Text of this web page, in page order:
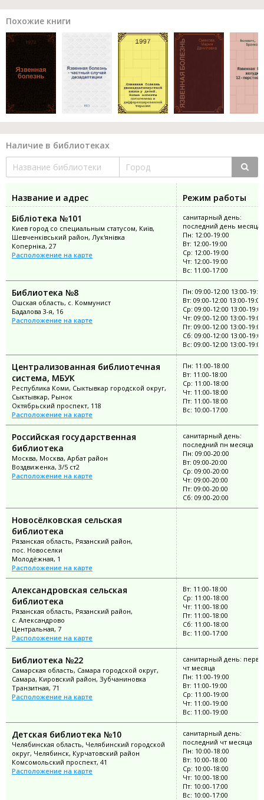
Похожие книги
Наличие в библиотеках
Название и адрес
Режим работы
Бібліотека №101
Киев город со специальным статусом, Київ,
Шевченківський район, Лук'янівка
Коперніка, 27
Расположение на карте
санитарный день:
последний день месяца
Пн: 12:00-19:00
Вт: 12:00-19:00
Ср: 12:00-19:00
Чт: 12:00-19:00
Вс: 11:00-17:00
Библиотека №8
Ошская область, с. Коммунист
Бадалова 3-я, 16
Расположение на карте
Пн: 09:00-12:00 13:00-
Вт: 09:00-12:00 13:00-19:00
Ср: 09:00-12:00 13:00-19:00
Чт: 09:00-12:00 13:00-19:00
Пт: 09:00-12:00 13:00-19:00
Сб: 09:00-12:00 13:00-19:00
Вс: 09:00-12:00 13:00-19:00
Централизованная библиотечная
система, МБУК
Республика Коми, Сыктывкар городской округ,
Сыктывкар, Рынок
Октябрьский проспект, 118
Расположение на карте
Пн: 11:00-18:00
Вт: 11:00-18:00
Ср: 11:00-18:00
Чт: 11:00-18:00
Пт: 11:00-18:00
Вс: 10:00-17:00
Российская государственная
библиотека
Москва, Москва, Арбат район
Воздвиженка, 3/5 ст2
Расположение на карте
санитарный день:
последний пн месяца
Пн: 09:00-20:00
Вт: 09:00-20:00
Ср: 09:00-20:00
Чт: 09:00-20:00
Пт: 09:00-20:00
Сб: 09:00-20:00
Новосёлковская сельская
библиотека
Рязанская область, Рязанский район,
пос. Новоселки
Молодёжная, 1
Расположение на карте
Александровская сельская
библиотека
Рязанская область, Рязанский район,
с. Александрово
Центральная, 7
Расположение на карте
Вт: 11:00-18:00
Ср: 11:00-18:00
Чт: 11:00-18:00
Пт: 11:00-18:00
Сб: 11:00-18:00
Вс: 11:00-17:00
Библиотека №22
Самарская область, Самара городской округ,
Самара, Кировский район, Зубчаниновка
Транзитная, 71
Расположение на карте
санитарный день:
чт месяца
Пн: 11:00-19:00
Вт: 11:00-19:00
Ср: 11:00-19:00
Чт: 11:00-19:00
Вс: 11:00-19:00
Детская библиотека №10
Челябинская область, Челябинский городской
округ, Челябинск, Курчатовский район
Комсомольский проспект, 41
Расположение на карте
санитарный день:
последний чт месяца
Пн: 10:00-18:00
Вт: 10:00-18:00
Ср: 10:00-18:00
Чт: 10:00-18:00
Пт: 10:00-17:00
Вс: 10:00-17:00